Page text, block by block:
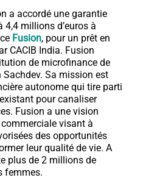
a accordé une garantie
4,4 millions d’euros à
Fusion, pour un prêt en
CACIB India. Fusion
de microfinance de
Sachdev. Sa mission est
autonome qui tire parti
pour canaliser
Fusion a une vision
visant à
des opportunités
leur qualité de vie. A
plus de 2 millions de
femmes.